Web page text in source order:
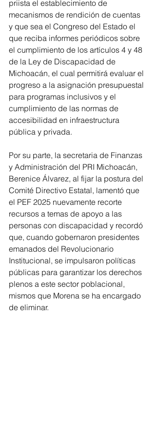
priista el establecimiento de
mecanismos de rendición de cuentas
y que sea el Congreso del Estado el
que reciba informes periódicos sobre
el cumplimiento de los artículos 4 y 48
de la Ley de Discapacidad de
Michoacán, el cual permitirá evaluar el
progreso a la asignación presupuestal
para programas inclusivos y el
cumplimiento de las normas de
accesibilidad en infraestructura
pública y privada.
Por su parte, la secretaria de Finanzas
y Administración del PRI Michoacán,
Berenice Álvarez, al fijar la postura del
Comité Directivo Estatal, lamentó que
el PEF 2025 nuevamente recorte
recursos a temas de apoyo a las
personas con discapacidad y recordó
que, cuando gobernaron presidentes
emanados del Revolucionario
Institucional, se impulsaron políticas
públicas para garantizar los derechos
plenos a este sector poblacional,
mismos que Morena se ha encargado
de eliminar.